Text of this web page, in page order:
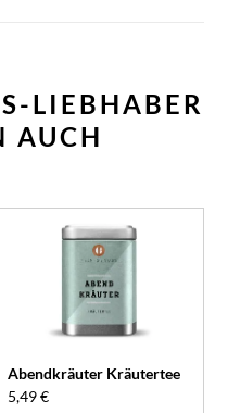
LIEBHABER
AUCH
Abendkräuter Kräutertee
5,49 €